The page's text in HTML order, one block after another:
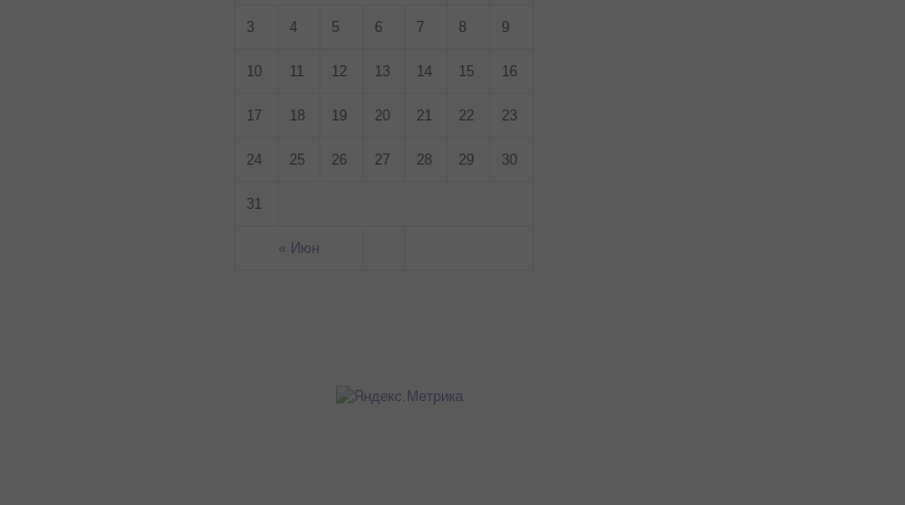
« Июн
3 4 5 6 7 8 9
10 11 12 13 14 15 16
17 18 19 20 21 22 23
24 25 26 27 28 29 30
31